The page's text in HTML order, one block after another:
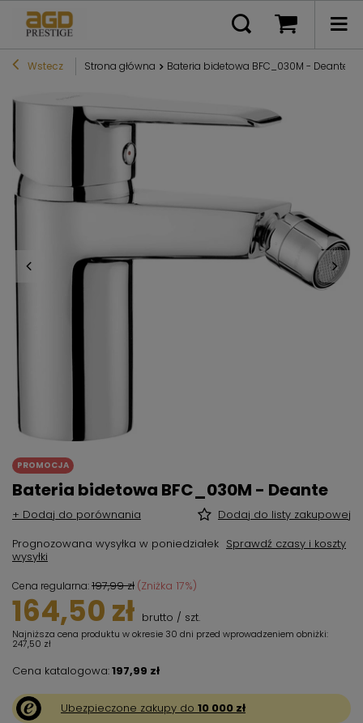
Wstecz Strona główna Bateria bidetowa BFC_030M - Deante
PROMOCJA
Bateria bidetowa BFC_030M - Deante
+ Dodaj do porównania
Dodaj do listy zakupowej
Prognozowana wysyłka w poniedziałek Sprawdź czasy i koszty
wysyłki
Cena regularna:197,99 zł (Zniżka 17%)
164,50 zł brutto / szt.
Najniższa cena produktu w okresie 30 dni przed wprowadzeniem obniżki:
247,50 zł
Cena katalogowa:197,99 zł
Ubezpieczone zakupy do 10 000 zł